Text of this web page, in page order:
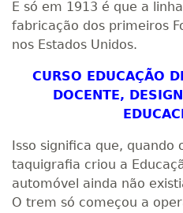
E só em 1913 é que a
fabricação dos primeiros
nos Estados Unidos.
CURSO EDUCAÇÃO
DOCENTE,
Isso significa que, quando
taquigrafia criou a
automóvel ainda não
O trem só começou a